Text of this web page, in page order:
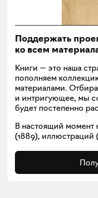
Поддержать
ко всем
Книги — это наша
пополняем
материалами.
и интригующее, мы
будет постепенно
В настоящий момент
(1889), иллюстраций